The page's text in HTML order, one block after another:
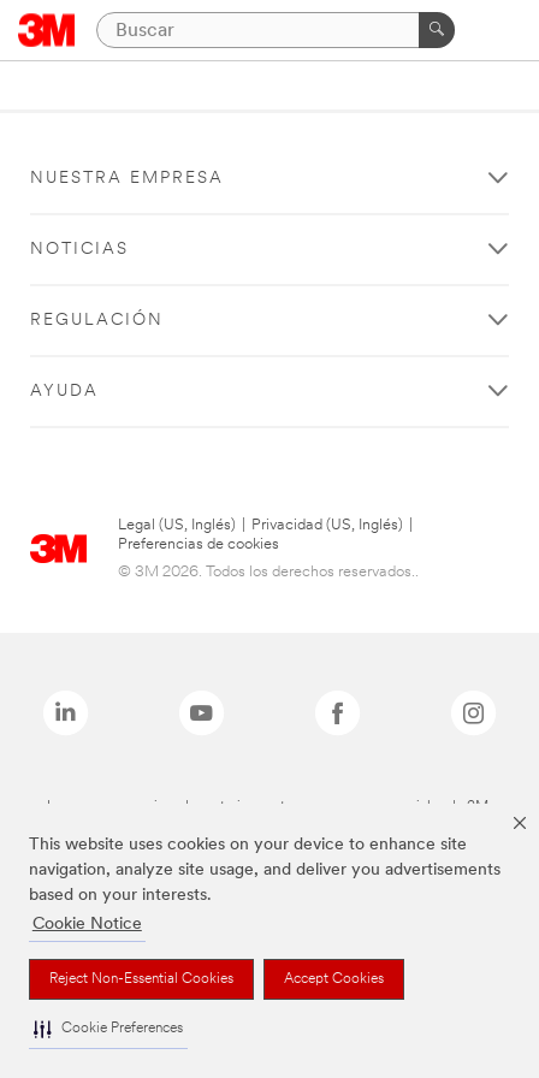
This website uses cookies on your device to enhance site
navigation, analyze site usage, and deliver you advertisements
based on your interests.
Cookie Notice
Reject Non-Essential Cookies Accept Cookies
Cookie Preferences
NUESTRA EMPRESA
NOTICIAS
REGULACIÓN
AYUDA
Legal (US, Inglés) Privacidad (US, Inglés)
Preferencias de cookies
© 3M 2026. Todos los derechos reservados..
Las marcas mencionadas anteriormente son marcas comerciales de 3M.